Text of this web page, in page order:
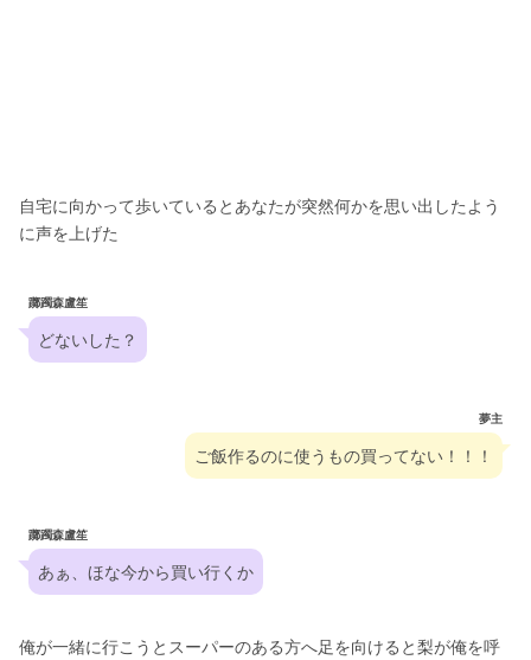
自宅に向かって歩いているとあなたが突然何かを思い出したよう
に声を上げた
躑躅森盧笙
どないした？
夢主
ご飯作るのに使うもの買ってない！！！
躑躅森盧笙
あぁ、ほな今から買い行くか
俺が一緒に行こうとスーパーのある方へ足を向けると梨が俺を呼